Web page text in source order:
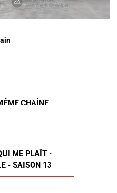
CHAÎNE
ME PLAÎT -
- SAISON 13